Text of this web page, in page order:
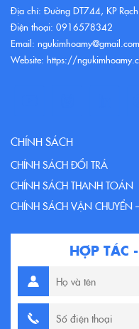
Địa chỉ: Đường DT744, KP
Điện thoại: 0916578342
Email: ngukimhoamy@gmail.com
Website: https://
CHÍNH SÁCH
CHÍNH SÁCH ĐỔI TRẢ
CHÍNH SÁCH THANH TOÁN
CHÍNH SÁCH VẬN
HỢP TÁC